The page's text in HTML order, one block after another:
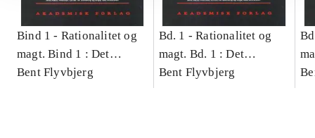
Bind 1 - Rationalitet og
magt. Bind 1 : Det
konkretes videnskab
Bent Flyvbjerg
Bd. 1 -Rationalitet og
magt. Bd. 1 : Det
konkretes videnskab
Bent Flyvbjerg